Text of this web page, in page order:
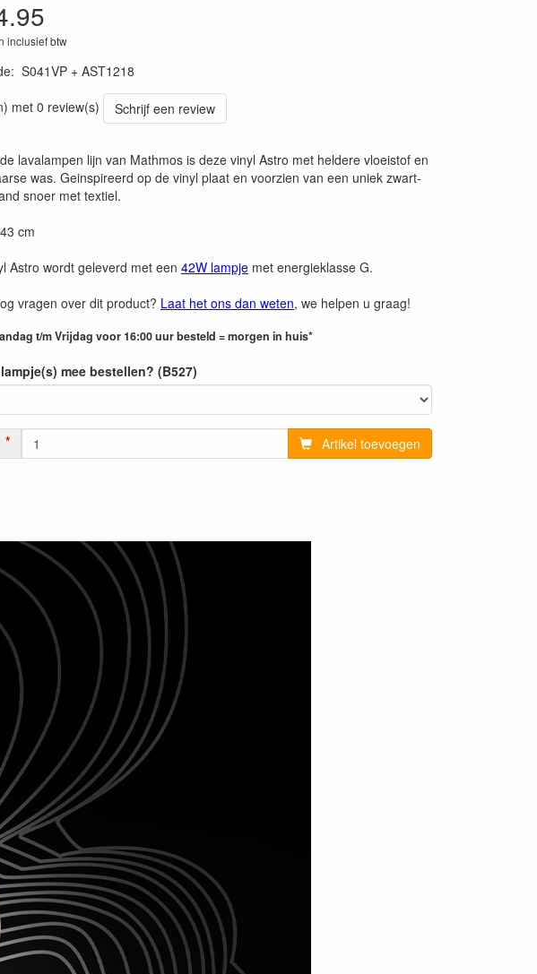
inclusief btw
: S041VP + AST1218
met 0 review(s)
Schrijf een review
lavalampen lijn van Mathmos is deze vinyl Astro met heldere vloeistof en
was. Geinspireerd op de vinyl plaat en voorzien van een uniek zwart-
snoer met textiel.
cm
Astro wordt geleverd met een 42W lampje met energieklasse G.
vragen over dit product? Laat het ons dan weten, we helpen u graag!
t/m Vrijdag voor 16:00 uur besteld = morgen in huis*
mee bestellen? (B527)
Artikel toevoegen